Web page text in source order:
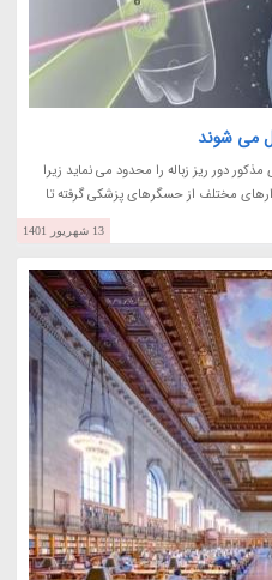
می شوند
دور ریز زباله را محدود می نماید زیرا
مختلف از حسگرهای پزشکی گرفته تا
13 شهریور 1401